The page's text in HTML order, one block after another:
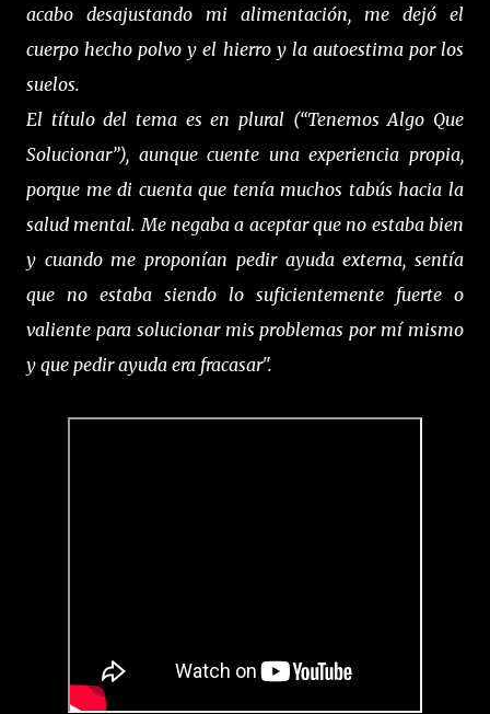
acabo desajustando mi alimentación, me dejó el
cuerpo hecho polvo y el hierro y la autoestima por los
suelos.
El título del tema es en plural (“Tenemos Algo Que
Solucionar”), aunque cuente una experiencia propia,
porque me di cuenta que tenía muchos tabús hacia la
salud mental. Me negaba a aceptar que no estaba bien
y cuando me proponían pedir ayuda externa, sentía
que no estaba siendo lo suficientemente fuerte o
valiente para solucionar mis problemas por mí mismo
y que pedir ayuda era fracasar".